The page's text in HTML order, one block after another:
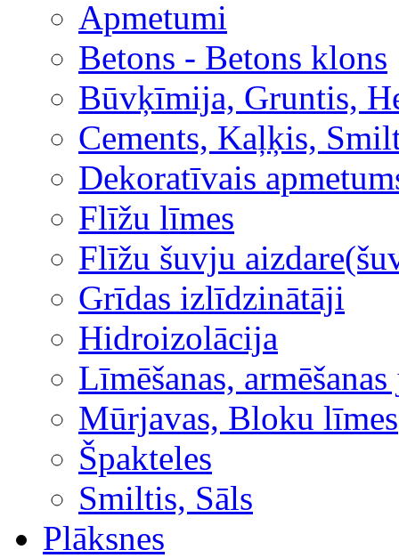
Apmetumi
Betons - Betons klons
Būvķīmija, Gruntis,
Cements, Kaļķis,
Dekoratīvais
Flīžu līmes
Flīžu šuvju
Grīdas izlīdzinātāji
Hidroizolācija
Līmēšanas, armēšanas
Mūrjavas, Bloku līmes
Špakteles
Smiltis, Sāls
Plāksnes